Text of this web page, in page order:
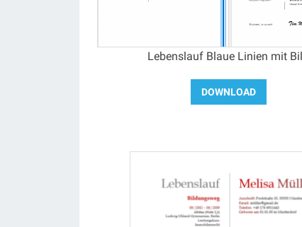
Lebenslauf Blaue Linien mit